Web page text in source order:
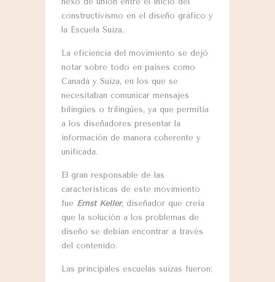
constructivismo en el diseño gráfico y
la Escuela Suiza.
La eficiencia del movimiento se dejó
notar sobre todo en países como
Canadá y Suiza, en los que se
necesitaban comunicar mensajes
bilingües o trilingües, ya que permitía
a los diseñadores presentar la
información de manera coherente y
unificada.
El gran responsable de las
características de este movimiento
fue Ernst Keller, diseñador que creía
que la solución a los problemas de
diseño se debían encontrar a través
del contenido.
Las principales escuelas suizas fueron: